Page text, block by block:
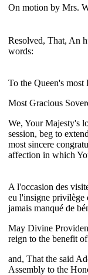
On motion by Mrs.
Resolved, That, An
words:
To the Queen's
Most Gracious
We, Your Majesty's
session, beg to
most sincere
affection in which
A l'occasion des
eu l'insigne privilège
jamais manqué de
May Divine
reign to the benefit
and, That the said
Assembly to the